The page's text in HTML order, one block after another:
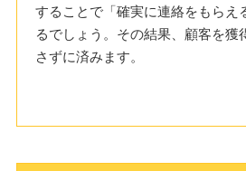
することで「確実に連絡をもらえ
るでしょう。その結果、顧客を獲
さずに済みます。